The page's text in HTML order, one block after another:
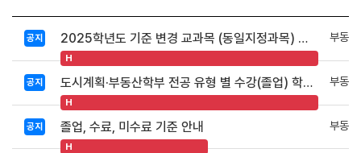
공지 2025학년도 기준 변경 교과목 (동일지정과목) 안내 (추가: 2026.08.)
H
부동
공지 도시계획·부동산학부 전공 유형 별 수강(졸업) 학점 안내
H
부동
공지 졸업, 수료, 미수료 기준 안내
H
부동